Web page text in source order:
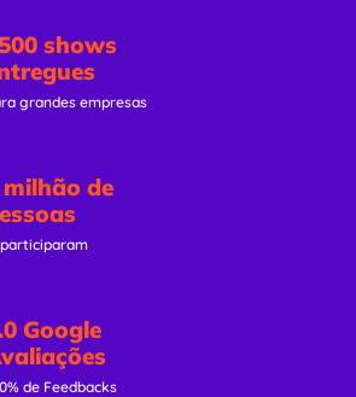
shows
grandes empresas
milhão de
Google
de Feedbacks